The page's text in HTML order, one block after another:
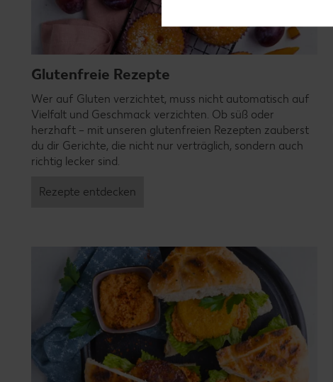
Glutenfreie Rezepte
Wer auf Gluten verzichtet, muss nicht automatisch auf
Vielfalt und Geschmack verzichten. Ob süß oder
herzhaft – mit unseren glutenfreien Rezepten zauberst
du dir Gerichte, die nicht nur verträglich, sondern auch
richtig lecker sind.
Rezepte entdecken